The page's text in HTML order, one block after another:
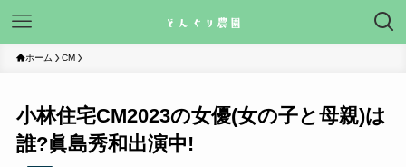
ホーム CM
小林住宅CM2023の女優(女の子と母親)は
誰?眞島秀和出演中!